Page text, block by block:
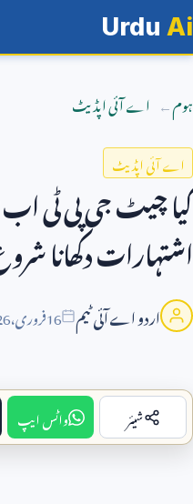
Urdu Ai
ہوم اے آئی اپڈیٹ
اے آئی اپڈیٹ
کیا چیٹ جی پی ٹی
اشتہارات دکھانا
اردو اے آئی ٹیم 16فروری،
شیئر واٹس ایپ